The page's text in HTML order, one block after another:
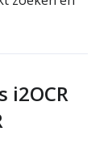
i2OCR